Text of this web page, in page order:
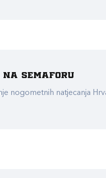
Semaforu
nogometnih natjecanja